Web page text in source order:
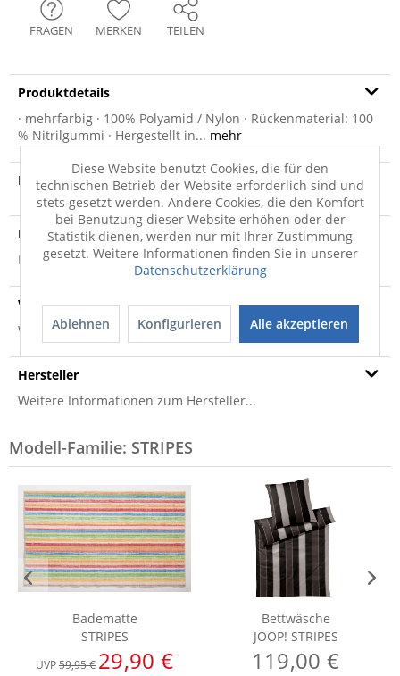
FRAGEN MERKEN TEILEN
Produktdetails
· mehrfarbig · 100% Polyamid / Nylon · Rückenmaterial: 100
% Nitrilgummi · Hergestellt in... mehr
Produktvideo
Produktsicherheit
Produktsicherheit
Versandinfo
Weitere Informationen zum Versand...
Hersteller
Weitere Informationen zum Hersteller...
Modell-Familie: STRIPES
Badematte
STRIPES
UVP59,95 € 29,90 €
Bettwäsche
JOOP! STRIPES
119,00 €
Diese Website benutzt Cookies, die für den
technischen Betrieb der Website erforderlich sind und
stets gesetzt werden. Andere Cookies, die den Komfort
bei Benutzung dieser Website erhöhen oder der
Statistik dienen, werden nur mit Ihrer Zustimmung
gesetzt. Weitere Informationen finden Sie in unserer
Datenschutzerklärung
Ablehnen Konfigurieren Alle akzeptieren